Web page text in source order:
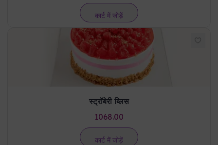
कार्ट में जोड़ें
स्ट्रॉबेरी ब्लिस
1068.00
कार्ट में जोड़ें